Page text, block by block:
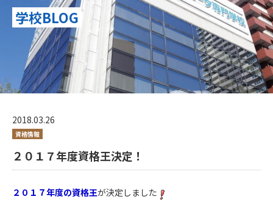
学校BLOG
2018.03.26
資格情報
２０１７年度資格王決定！
２０１７年度の資格王が決定しました